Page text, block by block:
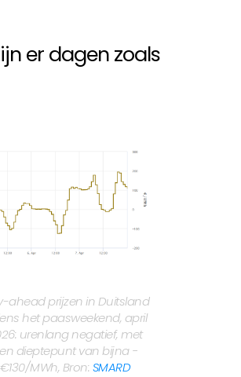
er dagen zoals
ahead prijzen in Duitsland
het paasweekend, april
urenlang negatief, met
dieptepunt van bijna −
€130/MWh, Bron: SMARD